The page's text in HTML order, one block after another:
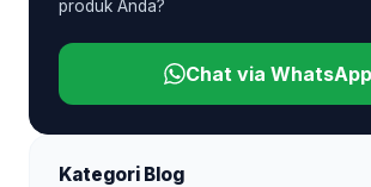
produk Anda?
Chat via WhatsApp
Kategori Blog